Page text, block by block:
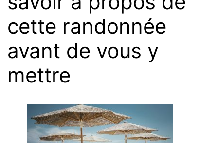
cette randonnée
avant de vous y
mettre